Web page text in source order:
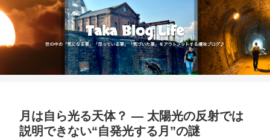
月は自ら光る天体？ ― 太陽光の反射では
説明できない“自発光する月”の謎